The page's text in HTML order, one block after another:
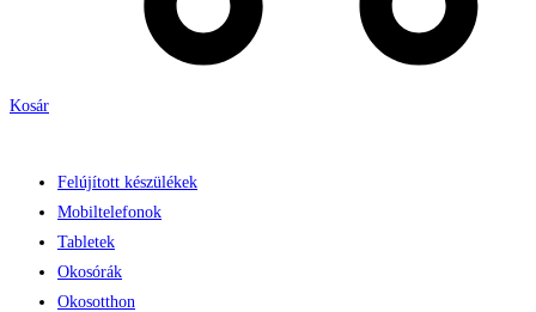
Kosár
Felújított készülékek
Mobiltelefonok
Tabletek
Okosórák
Okosotthon